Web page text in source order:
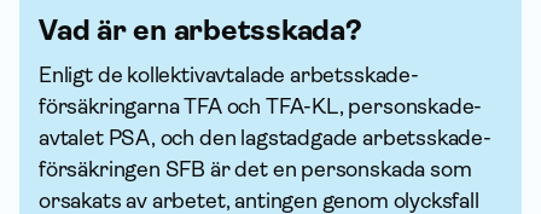
Vad är en arbetsskada?
Enligt de kollektiv­avtalade arbets­skade­
försäkringarna TFA och TFA-KL, person­skade­
avtalet PSA, och den lagstadgade arbets­skade­
försäkringen SFB är det en personskada som
orsakats av arbetet, antingen genom olycksfall